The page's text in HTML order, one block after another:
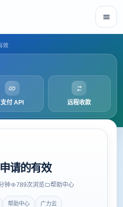
效
支付 API 远程收款
请的有效
钟 789次浏览 帮助中心
帮助中心 广力云